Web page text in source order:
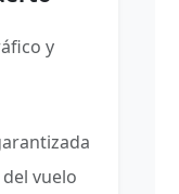
y
vuelo